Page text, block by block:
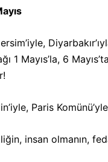
1 Mayıs’la, 6
Paris
insan olmanın,